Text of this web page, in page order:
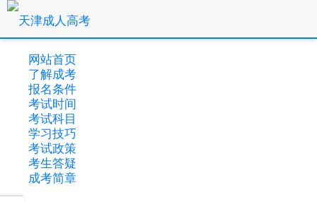
网站首页
了解成考
报名条件
考试时间
考试科目
学习技巧
考试政策
考生答疑
成考简章